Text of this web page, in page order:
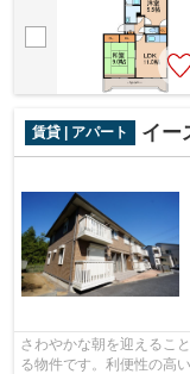
賃貸 | アパート イー
さわやかな朝を迎えるこ
る物件です。利便性の高